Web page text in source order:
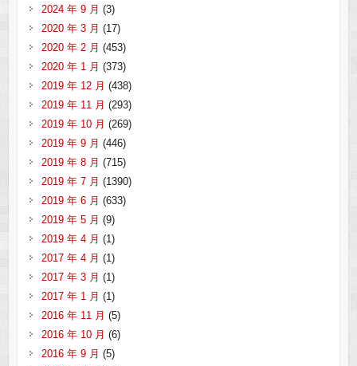
2024 年 9 月 (3)
2020 年 3 月 (17)
2020 年 2 月 (453)
2020 年 1 月 (373)
2019 年 12 月 (438)
2019 年 11 月 (293)
2019 年 10 月 (269)
2019 年 9 月 (446)
2019 年 8 月 (715)
2019 年 7 月 (1390)
2019 年 6 月 (633)
2019 年 5 月 (9)
2019 年 4 月 (1)
2017 年 4 月 (1)
2017 年 3 月 (1)
2017 年 1 月 (1)
2016 年 11 月 (5)
2016 年 10 月 (6)
2016 年 9 月 (5)